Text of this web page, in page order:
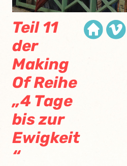
Teil 11
der
Making
Of Reihe
„4 Tage
bis zur
Ewigkeit
“